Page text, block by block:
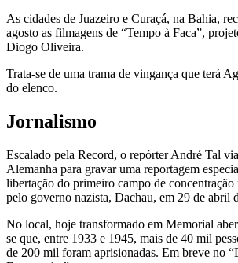
As cidades de Juazeiro e Curaçá, na Bahia,
agosto as filmagens de “Tempo à Faca”,
Diogo Oliveira.
Trata-se de uma trama de vingança que terá
do elenco.
Jornalismo
Escalado pela Record, o repórter André Tal
Alemanha para gravar uma reportagem
libertação do primeiro campo de concentração
pelo governo nazista, Dachau, em 29 de abril
No local, hoje transformado em Memorial
se que, entre 1933 e 1945, mais de 40 mil
de 200 mil foram aprisionadas. Em breve no